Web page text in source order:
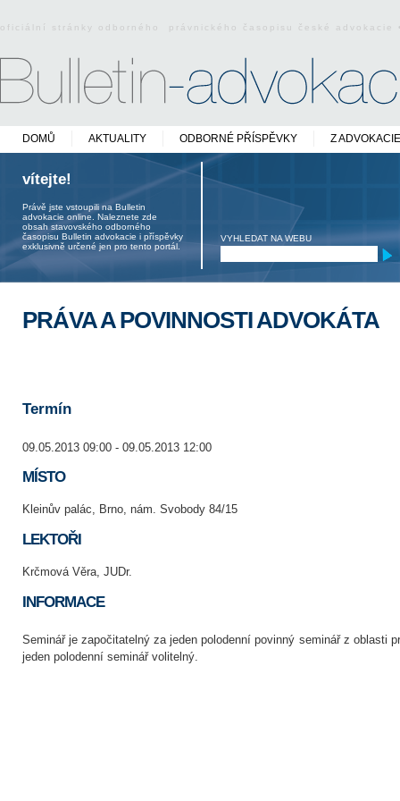
oficiální stránky odborného právnického časopisu české
DOMŮ AKTUALITY ODBORNÉ PŘÍSPĚVKY Z ADVOKACIE
vítejte!
Právě jste vstoupili na Bulletin
advokacie online. Naleznete zde
obsah stavovského odborného
časopisu Bulletin advokacie i příspěvky
exklusivně určené jen pro tento portál.
VYHLEDAT NA WEBU
PRÁVA A POVINNOSTI ADVOKÁTA
Termín
09.05.2013 09:00 - 09.05.2013 12:00
MÍSTO
Kleinův palác, Brno, nám. Svobody 84/15
LEKTOŘI
Krčmová Věra, JUDr.
INFORMACE
Seminář je započitatelný za jeden polodenní povinný seminář z oblasti
jeden polodenní seminář volitelný.